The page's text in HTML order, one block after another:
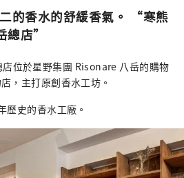
的香水的舒緩香氣。 “寒熊
總店”
位於星野集團 Risonare 八岳的購物
，主打原創香水工坊。
歷史的香水工廠。